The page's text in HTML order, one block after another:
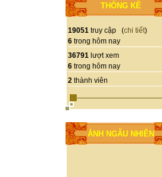
THỐNG KÊ
19051 truy cập (chi tiết)
6 trong hôm nay
36791 lượt xem
6 trong hôm nay
2 thành viên
ẢNH NGẪU NHIÊN